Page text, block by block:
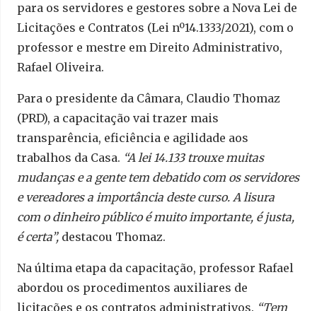
para os servidores e gestores sobre a Nova Lei de
Licitações e Contratos (Lei nº14.1333/2021), com o
professor e mestre em Direito Administrativo,
Rafael Oliveira.
Para o presidente da Câmara, Claudio Thomaz
(PRD), a capacitação vai trazer mais
transparência, eficiência e agilidade aos
trabalhos da Casa. “A lei 14.133 trouxe muitas
mudanças e a gente tem debatido com os servidores
e vereadores a importância deste curso. A lisura
com o dinheiro público é muito importante, é justa,
é certa”, destacou Thomaz.
Na última etapa da capacitação, professor Rafael
abordou os procedimentos auxiliares de
licitações e os contratos administrativos. “Tem